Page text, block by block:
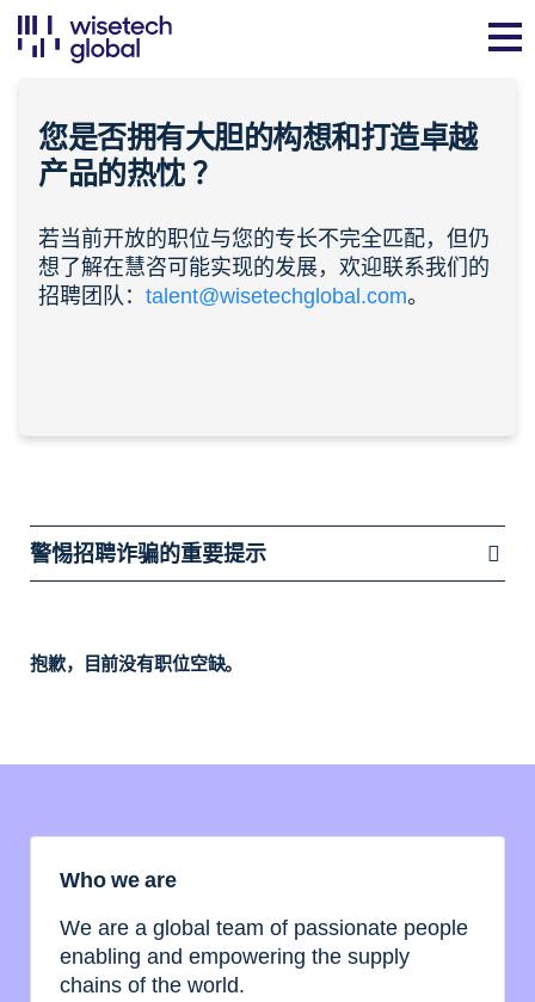
您是否拥有大胆的构想和打造卓越
产品的热忱？
若当前开放的职位与您的专长不完全匹配，但仍
想了解在慧咨可能实现的发展，欢迎联系我们的
招聘团队： talent@wisetechglobal.com。
警惕招聘诈骗的重要提示
抱歉，目前没有职位空缺。
Who we are
We are a global team of passionate people
enabling and empowering the supply
chains of the world.